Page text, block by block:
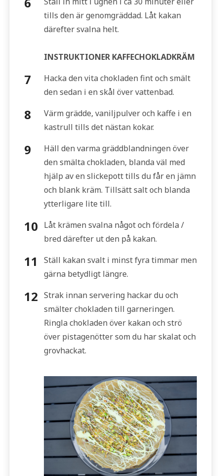
tills den är genomgräddad. Låt kakan
därefter svalna helt.
INSTRUKTIONER KAFFECHOKLADKRÄM
Hacka den vita chokladen fint och smält
den sedan i en skål över vattenbad.
Värm grädde, vaniljpulver och kaffe i en
kastrull tills det nästan kokar.
Häll den varma gräddblandningen över
den smälta chokladen, blanda väl med
hjälp av en slickepott tills du får en jämn
och blank kräm. Tillsätt salt och blanda
ytterligare lite till.
Låt krämen svalna något och fördela /
bred därefter ut den på kakan.
Ställ kakan svalt i minst fyra timmar men
gärna betydligt längre.
Strak innan servering hackar du och
smälter chokladen till garneringen.
Ringla chokladen över kakan och strö
över pistagenötter som du har skalat och
grovhackat.